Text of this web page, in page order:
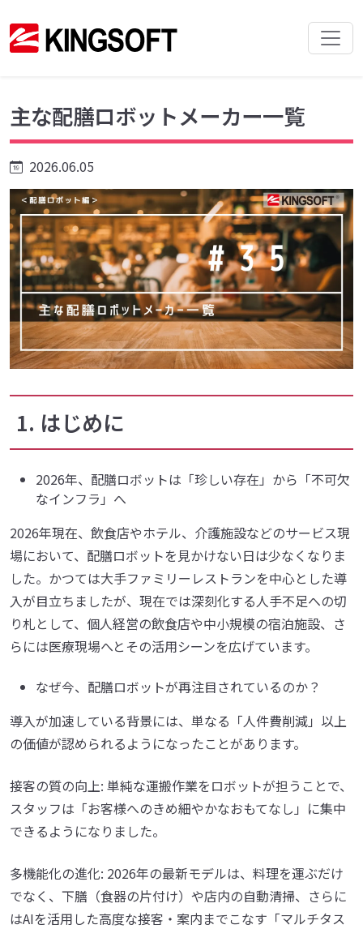
主な配膳ロボットメーカー一覧
2026.06.05
1. はじめに
2026年、配膳ロボットは「珍しい存在」から「不可欠
なインフラ」へ
2026年現在、飲食店やホテル、介護施設などのサービス現
場において、配膳ロボットを見かけない日は少なくなりま
した。かつては大手ファミリーレストランを中心とした導
入が目立ちましたが、現在では深刻化する人手不足への切
り札として、個人経営の飲食店や中小規模の宿泊施設、さ
らには医療現場へとその活用シーンを広げています。
なぜ今、配膳ロボットが再注目されているのか？
導入が加速している背景には、単なる「人件費削減」以上
の価値が認められるようになったことがあります。
接客の質の向上: 単純な運搬作業をロボットが担うことで、
スタッフは「お客様へのきめ細やかなおもてなし」に集中
できるようになりました。
多機能化の進化: 2026年の最新モデルは、料理を運ぶだけ
でなく、下膳（食器の片付け）や店内の自動清掃、さらに
はAIを活用した高度な接客・案内までこなす「マルチタス